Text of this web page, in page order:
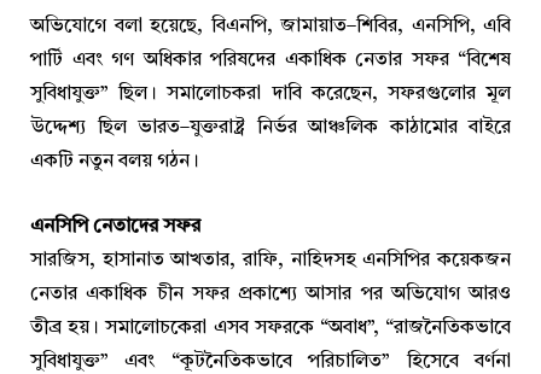
অভিযোগে বলা হয়েছে, বিএনপি, জামায়াত–শিবির, এনসিপি, এবি
পার্টি এবং গণ অধিকার পরিষদের একাধিক নেতার সফর “বিশেষ
সুবিধাযুক্ত” ছিল। সমালোচকরা দাবি করেছেন, সফরগুলোর মূল
উদ্দেশ্য ছিল ভারত–যুক্তরাষ্ট্র নির্ভর আঞ্চলিক কাঠামোর বাইরে
একটি নতুন বলয় গঠন।
এনসিপি নেতাদের সফর
সারজিস, হাসানাত আখতার, রাফি, নাহিদসহ এনসিপির কয়েকজন
নেতার একাধিক চীন সফর প্রকাশ্যে আসার পর অভিযোগ আরও
তীব্র হয়। সমালোচকেরা এসব সফরকে “অবাধ”, “রাজনৈতিকভাবে
সুবিধাযুক্ত” এবং “কূটনৈতিকভাবে পরিচালিত” হিসেবে বর্ণনা